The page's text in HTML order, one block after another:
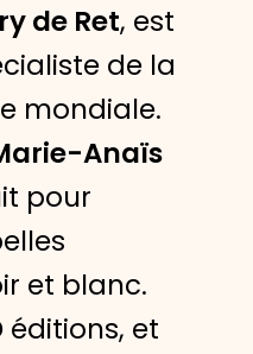
de Ret, est
de la
mondiale.
Anaïs
pour
et blanc.
éditions, et